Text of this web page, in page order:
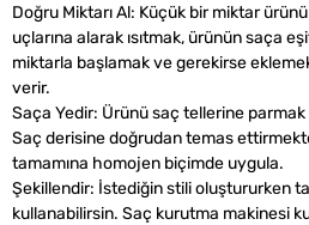
Doğru Miktarı Al: Küçük bir miktar
uçlarına alarak ısıtmak, ürünün saça
miktarla başlamak ve gerekirse
verir.
Saça Yedir: Ürünü saç tellerine parmak
Saç derisine doğrudan temas
tamamına homojen biçimde uygula.
Şekillendir: İstediğin stili oluştururken
kullanabilirsin. Saç kurutma makinesi